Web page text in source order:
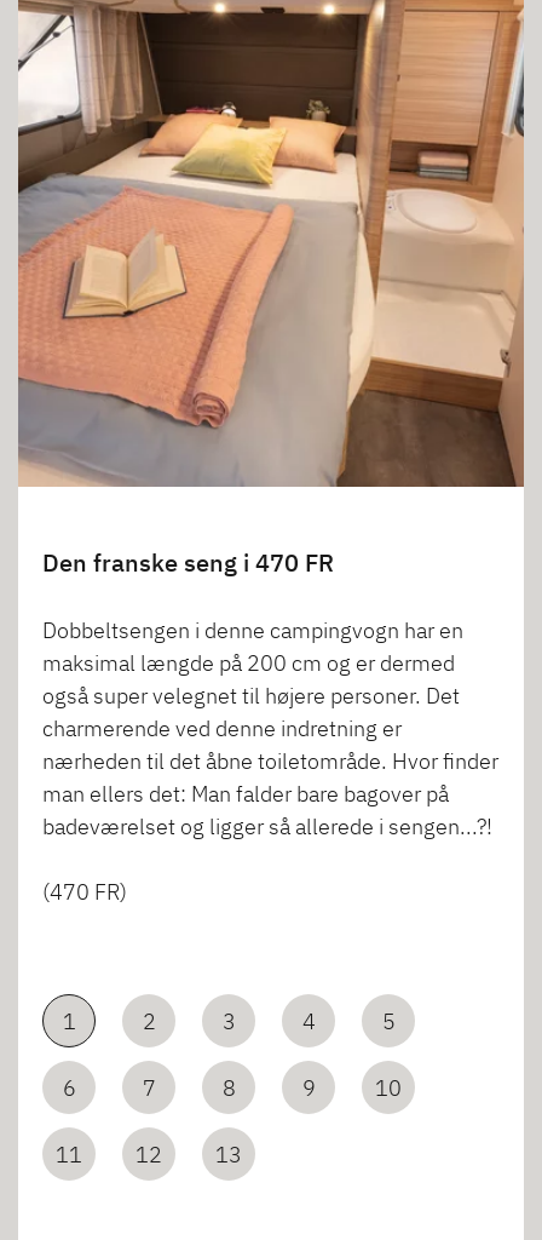
Den franske seng i 470 FR
Dobbeltsengen i denne campingvogn har en
maksimal længde på 200 cm og er dermed
også super velegnet til højere personer. Det
charmerende ved denne indretning er
nærheden til det åbne toiletområde. Hvor finder
man ellers det: Man falder bare bagover på
badeværelset og ligger så allerede i sengen...?!
(470 FR)
1 2 3 4 5
6 7 8 9 10
11 12 13